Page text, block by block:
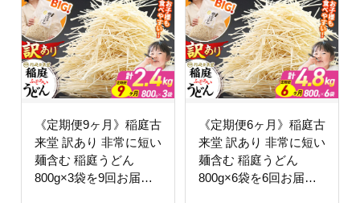
《定期便9ヶ月》稲庭古
来堂 訳あり 非常に短い
麺含む 稲庭うどん
800g×3袋を9回お届け
《定期便6ヶ月》稲庭古
来堂 訳あり 非常に短い
麺含む 稲庭うどん
800g×6袋を6回お届け